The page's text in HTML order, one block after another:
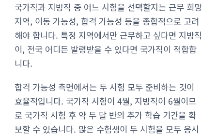
국가직과 지방직 중 어느 시험을 선택할지는 근무 희망
지역, 이동 가능성, 합격 가능성 등을 종합적으로 고려
해야 합니다. 특정 지역에서만 근무하고 싶다면 지방직
이, 전국 어디든 발령받을 수 있다면 국가직이 적합합
니다.
합격 가능성 측면에서는 두 시험 모두 준비하는 것이
효율적입니다. 국가직 시험이 4월, 지방직이 6월이므
로 국가직 시험 후 약 두 달 반의 추가 학습 기간을 확
보할 수 있습니다. 많은 수험생이 두 시험을 모두 응시